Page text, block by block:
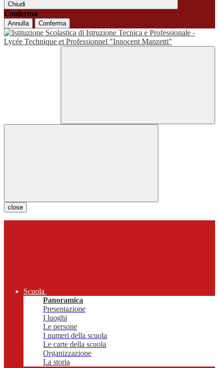
Chiudi
Conferma
Annulla Conferma
close
Scuola
Panoramica
Presentazione
I luoghi
Le persone
I numeri della scuola
Le carte della scuola
Organizzazione
La storia